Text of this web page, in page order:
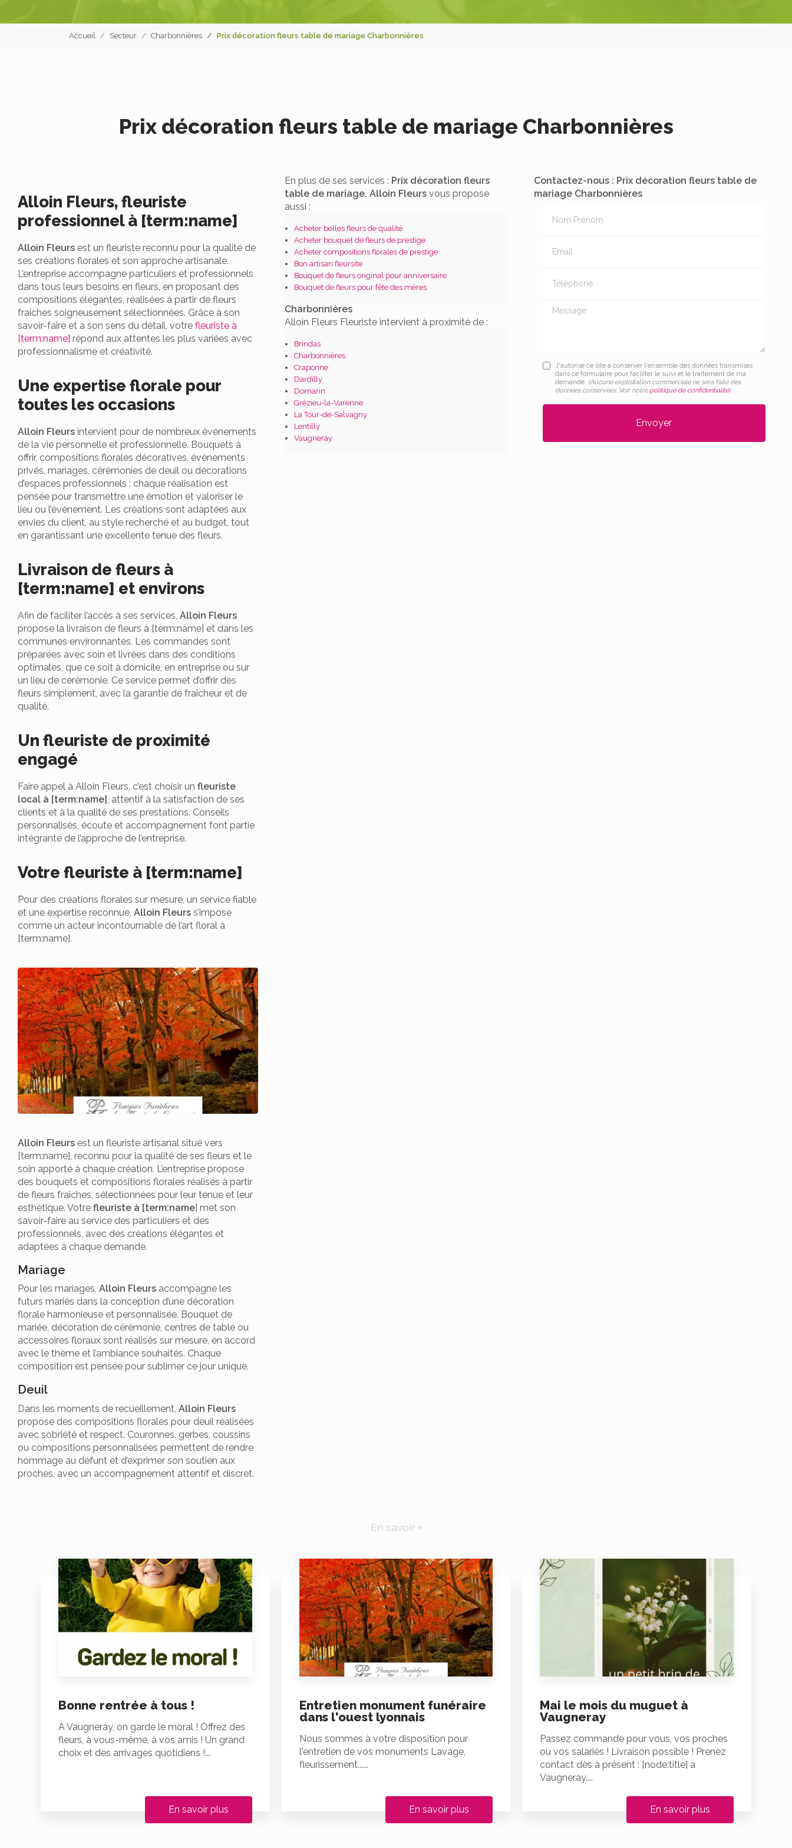
Accueil Secteur Charbonnières Prix décoration fleurs table de mariage Charbonnières
Prix décoration fleurs table de mariage Charbonnières
Alloin Fleurs, fleuriste
professionnel à [term:name]
Alloin Fleurs est un fleuriste reconnu pour la qualité de
ses créations florales et son approche artisanale.
L’entreprise accompagne particuliers et professionnels
dans tous leurs besoins en fleurs, en proposant des
compositions élégantes, réalisées à partir de fleurs
fraîches soigneusement sélectionnées. Grâce à son
savoir-faire et à son sens du détail, votre fleuriste à
[term:name] répond aux attentes les plus variées avec
professionnalisme et créativité.
Une expertise florale pour
toutes les occasions
Alloin Fleurs intervient pour de nombreux événements
de la vie personnelle et professionnelle. Bouquets à
offrir, compositions florales décoratives, événements
privés, mariages, cérémonies de deuil ou décorations
d’espaces professionnels : chaque réalisation est
pensée pour transmettre une émotion et valoriser le
lieu ou l’événement. Les créations sont adaptées aux
envies du client, au style recherché et au budget, tout
en garantissant une excellente tenue des fleurs.
Livraison de fleurs à
[term:name] et environs
Afin de faciliter l’accès à ses services, Alloin Fleurs
propose la livraison de fleurs à [term:name] et dans les
communes environnantes. Les commandes sont
préparées avec soin et livrées dans des conditions
optimales, que ce soit à domicile, en entreprise ou sur
un lieu de cérémonie. Ce service permet d’offrir des
fleurs simplement, avec la garantie de fraîcheur et de
qualité.
Un fleuriste de proximité
engagé
Faire appel à Alloin Fleurs, c’est choisir un fleuriste
local à [term:name], attentif à la satisfaction de ses
clients et à la qualité de ses prestations. Conseils
personnalisés, écoute et accompagnement font partie
intégrante de l’approche de l’entreprise.
Votre fleuriste à [term:name]
Pour des créations florales sur mesure, un service fiable
et une expertise reconnue, Alloin Fleurs s’impose
comme un acteur incontournable de l’art floral à
[term:name].
Alloin Fleurs est un fleuriste artisanal situé vers
[term:name], reconnu pour la qualité de ses fleurs et le
soin apporté à chaque création. L’entreprise propose
des bouquets et compositions florales réalisés à partir
de fleurs fraîches, sélectionnées pour leur tenue et leur
esthétique. Votre fleuriste à [term:name] met son
savoir-faire au service des particuliers et des
professionnels, avec des créations élégantes et
adaptées à chaque demande.
Mariage
Pour les mariages, Alloin Fleurs accompagne les
futurs mariés dans la conception d’une décoration
florale harmonieuse et personnalisée. Bouquet de
mariée, décoration de cérémonie, centres de table ou
accessoires floraux sont réalisés sur mesure, en accord
avec le thème et l’ambiance souhaités. Chaque
composition est pensée pour sublimer ce jour unique.
Deuil
Dans les moments de recueillement, Alloin Fleurs
propose des compositions florales pour deuil réalisées
avec sobriété et respect. Couronnes, gerbes, coussins
ou compositions personnalisées permettent de rendre
hommage au défunt et d’exprimer son soutien aux
proches, avec un accompagnement attentif et discret.
En plus de ses services : Prix décoration fleurs
table de mariage, Alloin Fleursvous propose
aussi :
Acheter belles fleurs de qualité
Acheter bouquet de fleurs de prestige
Acheter compositions florales de prestige
Bon artisan fleursite
Bouquet de fleurs original pour anniversaire
Bouquet de fleurs pour fête des mères
Charbonnières
Alloin Fleurs Fleuriste intervient à proximité de :
Brindas
Charbonnières
Craponne
Dardilly
Domarin
Grézieu-la-Varenne
La Tour-de-Salvagny
Lentilly
Vaugneray
Contactez-nous : Prix décoration fleurs table de
mariage Charbonnières
Message
J'autorise ce site à conserver l'ensemble des données transmises
dans ce formulaire pour faciliter le suivi et le traitement de ma
demande. (Aucune exploitation commerciale ne sera faite des
données conservées. Voir notre politique de confidentialité)
En savoir +
Bonne rentrée à tous !
A Vaugneray, on garde le moral ! Offrez des
fleurs, à vous-même, à vos amis ! Un grand
choix et des arrivages quotidiens !...
En savoir plus
Entretien monument funéraire
dans l'ouest lyonnais
Nous sommes à votre disposition pour
l'entretien de vos monuments Lavage,
fleurissement......
En savoir plus
Mai le mois du muguet à
Vaugneray
Passez commande pour vous, vos proches
ou vos salariés ! Livraison possible ! Prenez
contact dès à présent : [node:title] à
Vaugneray....
En savoir plus